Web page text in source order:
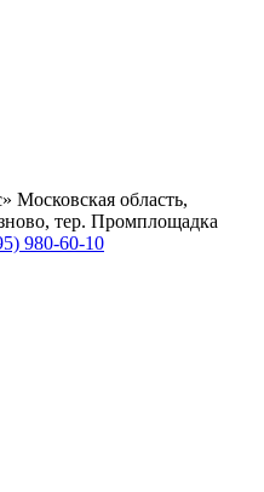
Московская область,
тер. Промплощадка
980-60-10